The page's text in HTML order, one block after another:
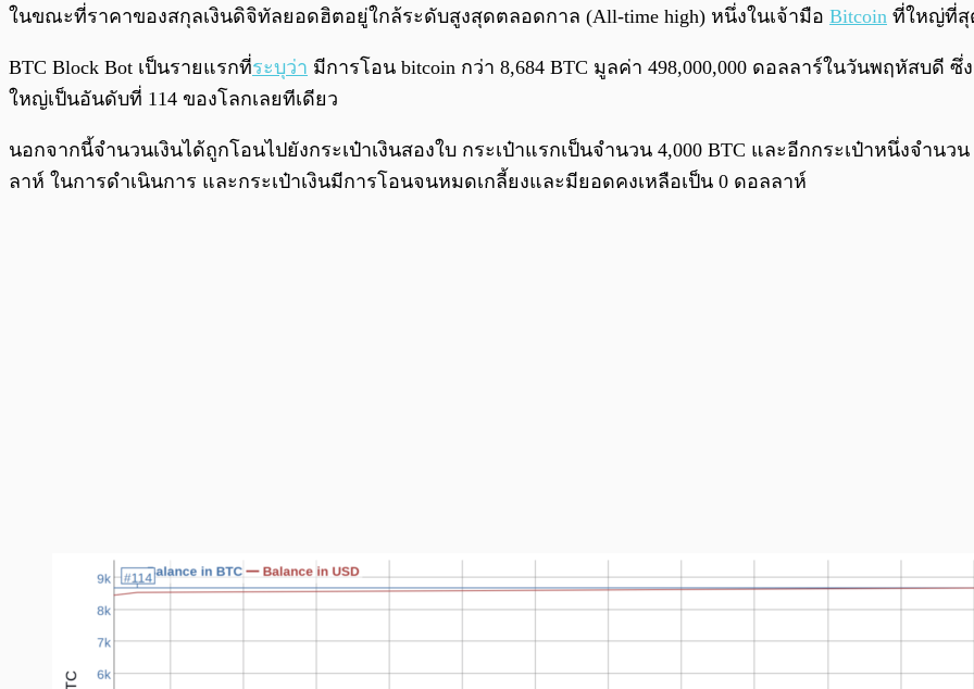
พร้อมเล่น
ในขณะที่ราคาของสกุลเงินดิจิทัลยอดฮิตอยู่ใกล้ระดับสูงสุดตลอดกาล (All-time high) หนึ่งในเจ้ามือ Bitcoin ที่ใหญ่ที่สุ
BTC Block Bot เป็นรายแรกที่ระบุว่า มีการโอน bitcoin กว่า 8,684 BTC มูลค่า 498,000,000 ดอลลาร์ในวันพฤหัสบดี
ใหญ่เป็นอันดับที่ 114 ของโลกเลยทีเดียว
นอกจากนี้จำนวนเงินได้ถูกโอนไปยังกระเป๋าเงินสองใบ กระเป๋าแรกเป็นจำนวน 4,000 BTC และอีกกระเป๋าหนึ่งจำนว
ลาห์ ในการดำเนินการ และกระเป๋าเงินมีการโอนจนหมดเกลี้ยงและมียอดคงเหลือเป็น 0 ดอลลาห์